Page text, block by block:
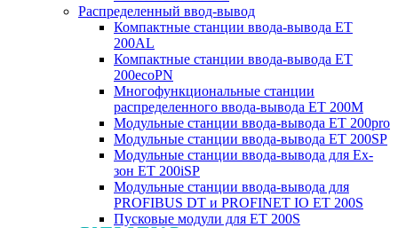
Распределенный ввод-вывод
Компактные станции ввода-вывода ET
200AL
Компактные станции ввода-вывода ET
200ecoPN
Многофункциональные станции
распределенного ввода-вывода ET 200M
Модульные станции ввода-вывода ET 200pro
Модульные станции ввода-вывода ET 200SP
Модульные станции ввода-вывода для Ex-
зон ET 200iSP
Модульные станции ввода-вывода для
PROFIBUS DT и PROFINET IO ET 200S
Пусковые модули для ET 200S